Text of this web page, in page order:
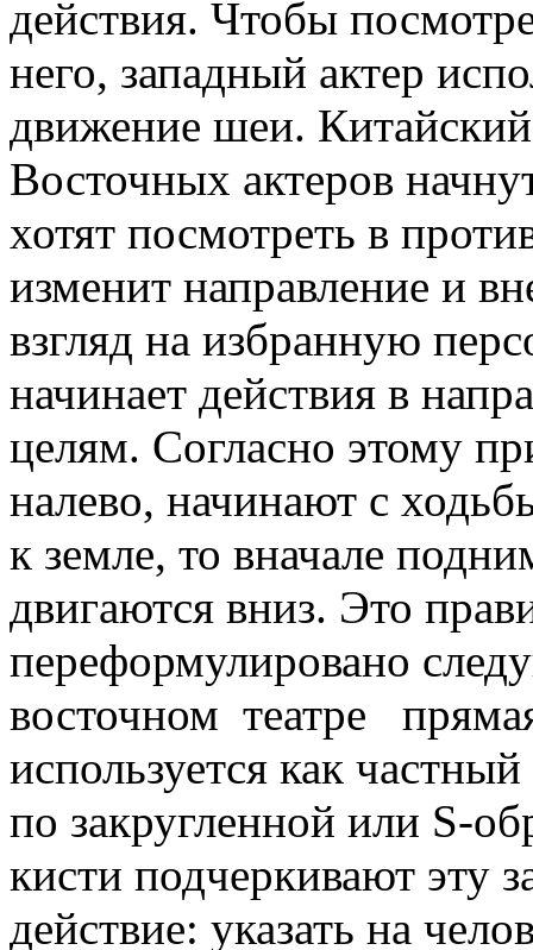
действия. Чтобы
него, западный актер
движение шеи.
Восточных актеров
хотят посмотреть в
изменит направление и
взгляд на избранную
начинает действия в
целям. Согласно этому
налево, начинают с
к земле, то вначале
двигаются вниз. Это
переформулировано
восточном театре
используется как
по закругленной или S-
кисти подчеркивают эту
действие: указать на